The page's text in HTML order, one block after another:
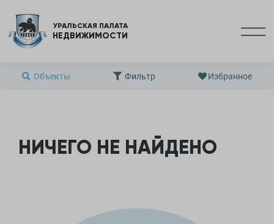
УРАЛЬСКАЯ ПАЛАТА
НЕДВИЖИМОСТИ
Объекты Фильтр Избранное
НИЧЕГО НЕ НАЙДЕНО